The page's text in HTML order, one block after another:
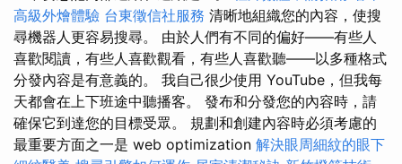
高級外燴體驗 台東徵信社服務 清晰地組織您的內容，使搜
尋機器人更容易搜尋。 由於人們有不同的偏好——有些人
喜歡閱讀，有些人喜歡觀看，有些人喜歡聽——以多種格式
分發內容是有意義的。 我自己很少使用 YouTube，但我每
天都會在上下班途中聽播客。 發布和分發您的內容時，請
確保它到達您的目標受眾。 規劃和創建內容時必須考慮的
最重要方面之一是 web optimization 解決眼周細紋的眼下